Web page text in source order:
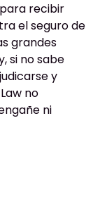
recibir
el seguro de
grandes
si no sabe
y
no
ni